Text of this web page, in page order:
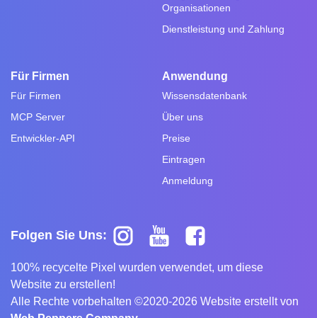
Organisationen
Dienstleistung und Zahlung
Für Firmen
Für Firmen
MCP Server
Entwickler-API
Anwendung
Wissensdatenbank
Über uns
Preise
Eintragen
Anmeldung
Folgen Sie Uns:
100% recycelte Pixel wurden verwendet, um diese
Website zu erstellen!
Alle Rechte vorbehalten ©2020-2026 Website erstellt von